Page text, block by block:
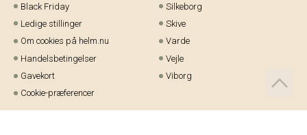
Black Friday
Ledige stillinger
Om cookies på helm.nu
Handelsbetingelser
Gavekort
Cookie-præferencer
Silkeborg
Skive
Varde
Vejle
Viborg